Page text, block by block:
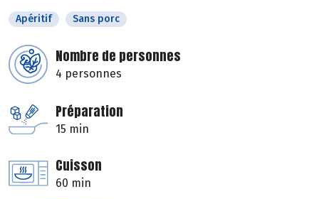
Apéritif Sans porc
Nombre de personnes
4 personnes
Préparation
15 min
Cuisson
60 min